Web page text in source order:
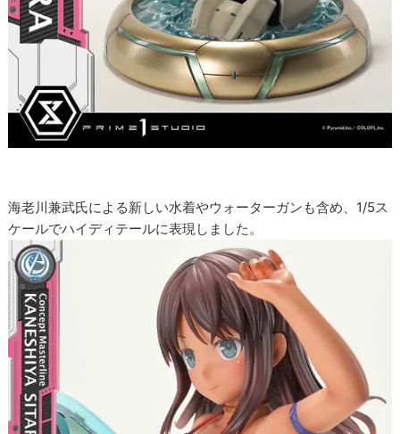
海老川兼武氏による新しい水着やウォーターガンも含め、1/5ス
ケールでハイディテールに表現しました。